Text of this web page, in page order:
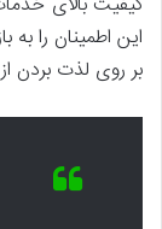
این اطمینان را
بر روی لذت بردن